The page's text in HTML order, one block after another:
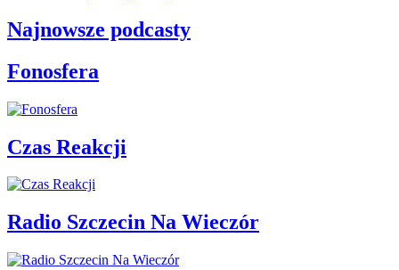
Najnowsze podcasty
Fonosfera
Czas Reakcji
Radio Szczecin Na Wieczór